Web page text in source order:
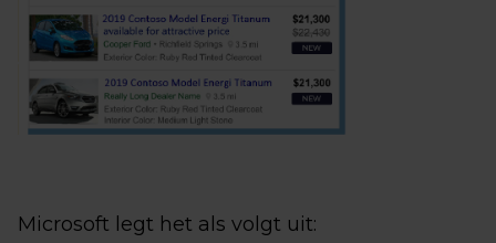
Microsoft legt het als volgt uit: